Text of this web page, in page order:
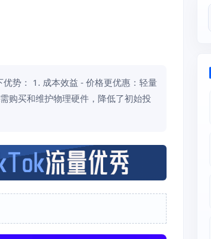
势： 1. 成本效益 - 价格更优惠：轻量
购买和维护物理硬件，降低了初始投